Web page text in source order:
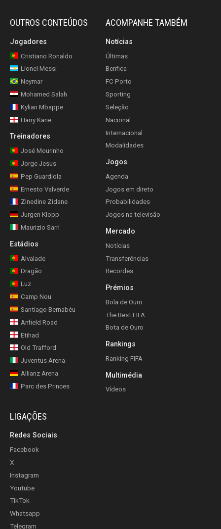
OUTROS CONTEÚDOS
Jogadores
Cristiano Ronaldo
Lionel Messi
Neymar
Mohamed Salah
Kylian Mbappe
Harry Kane
Treinadores
José Mourinho
Jorge Jesus
Pep Guardiola
Ernesto Valverde
Zinedine Zidane
Jurgen Klopp
Maurizio Sarri
Estádios
Alvalade
Dragão
Luz
Camp Nou
Santiago Bernabéu
Anfield Road
Etihad
Old Trafford
Juventus Arena
Allianz Arena
Parc des Princes
ACOMPANHE TAMBÉM
Notícias
Últimas
Benfica
FC Porto
Sporting
Seleção
Nacional
Internacional
Modalidades
Jogos
Agenda
Jogos em direto
Probabilidades
Jogos na televisão
Mercado
Notícias
Transferências
Recordes
Prémios
Bola de Ouro
The Best FIFA
Bota de Ouro
Rankings
Ranking FIFA
Multimédia
Vídeos
LIGAÇÕES
Redes Sociais
Facebook
X
Instagram
Youtube
TikTok
Whatsapp
Telegram